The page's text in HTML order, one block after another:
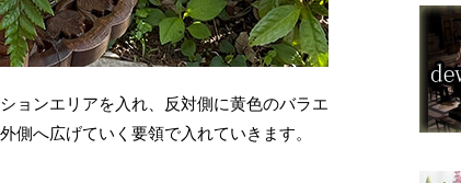
ョンエリアを入れ、反対側に黄色のバラエ
側へ広げていく要領で入れていきます。